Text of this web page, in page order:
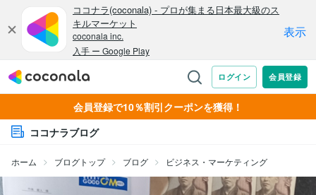
会員登録で10％割引クーポンを獲得！
ココナラブログ
ホーム ブログトップ ブログ ビジネス・マーケティング